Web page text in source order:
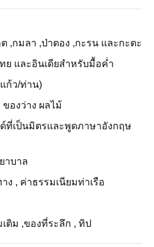
,กมลา ,ป่าตอง ,กะรน และกะตะ
ย และอินเดียสำหรับมื้อค่ำ
ก้ว/ท่าน)
องว่าง ผลไม้
ที่เป็นมิตรและพูดภาษาอังกฤษ
าบาล
ง , ค่าธรรมเนียมท่าเรือ
ติม ,ของที่ระลึก , ทิป